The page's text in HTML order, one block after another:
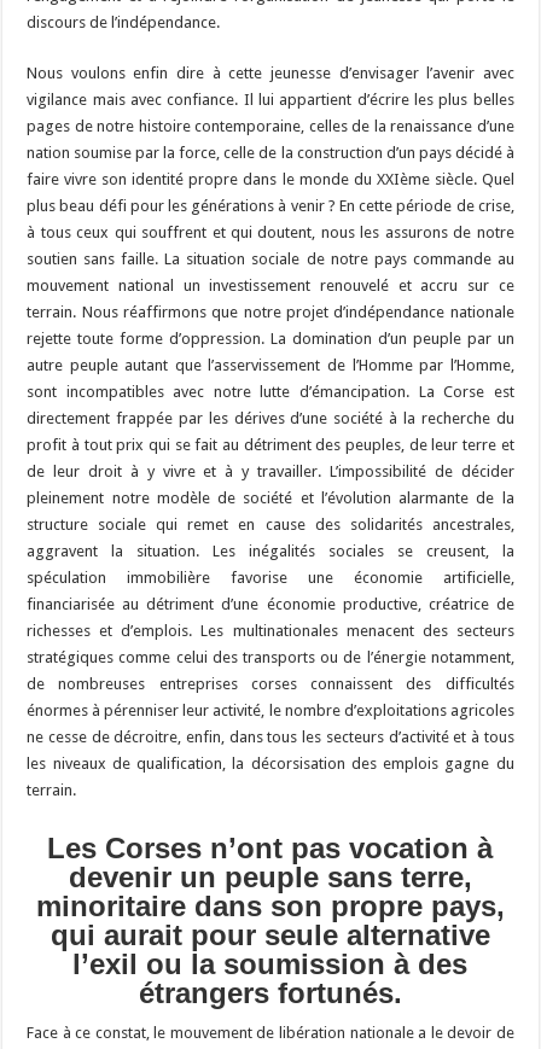
discours de l’indépendance.
Nous voulons enfin dire à cette jeunesse d’envisager l’avenir avec
vigilance mais avec confiance. Il lui appartient d’écrire les plus belles
pages de notre histoire contemporaine, celles de la renaissance d’une
nation soumise par la force, celle de la construction d’un pays décidé à
faire vivre son identité propre dans le monde du XXIème siècle. Quel
plus beau défi pour les générations à venir ? En cette période de crise,
à tous ceux qui souffrent et qui doutent, nous les assurons de notre
soutien sans faille. La situation sociale de notre pays commande au
mouvement national un investissement renouvelé et accru sur ce
terrain. Nous réaffirmons que notre projet d’indépendance nationale
rejette toute forme d’oppression. La domination d’un peuple par un
autre peuple autant que l’asservissement de l’Homme par l’Homme,
sont incompatibles avec notre lutte d’émancipation. La Corse est
directement frappée par les dérives d’une société à la recherche du
profit à tout prix qui se fait au détriment des peuples, de leur terre et
de leur droit à y vivre et à y travailler. L’impossibilité de décider
pleinement notre modèle de société et l’évolution alarmante de la
structure sociale qui remet en cause des solidarités ancestrales,
aggravent la situation. Les inégalités sociales se creusent, la
spéculation immobilière favorise une économie artificielle,
financiarisée au détriment d’une économie productive, créatrice de
richesses et d’emplois. Les multinationales menacent des secteurs
stratégiques comme celui des transports ou de l’énergie notamment,
de nombreuses entreprises corses connaissent des difficultés
énormes à pérenniser leur activité, le nombre d’exploitations agricoles
ne cesse de décroitre, enfin, dans tous les secteurs d’activité et à tous
les niveaux de qualification, la décorsisation des emplois gagne du
terrain.
Les Corses n’ont pas vocation à
devenir un peuple sans terre,
minoritaire dans son propre pays,
qui aurait pour seule alternative
l’exil ou la soumission à des
étrangers fortunés.
Face à ce constat, le mouvement de libération nationale a le devoir de